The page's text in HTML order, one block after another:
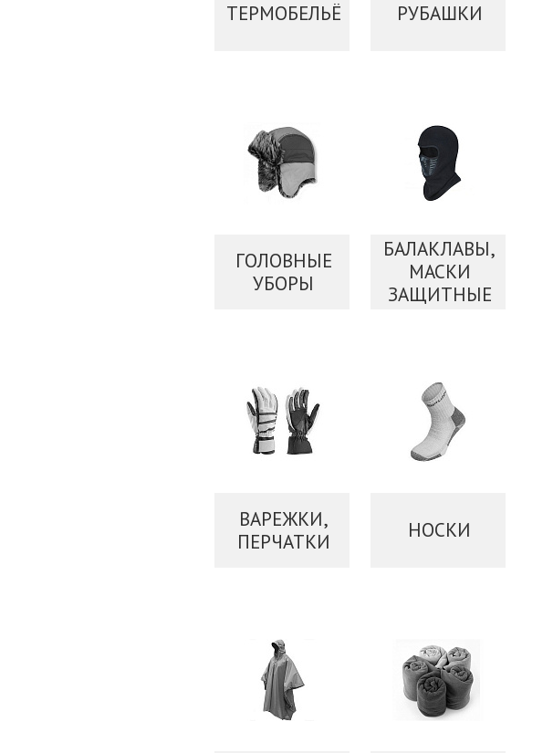
ТЕРМОБЕЛЬЁ РУБАШКИ
ГОЛОВНЫЕ
УБОРЫ
БАЛАКЛАВЫ,
МАСКИ
ЗАЩИТНЫЕ
ВАРЕЖКИ,
ПЕРЧАТКИ
НОСКИ